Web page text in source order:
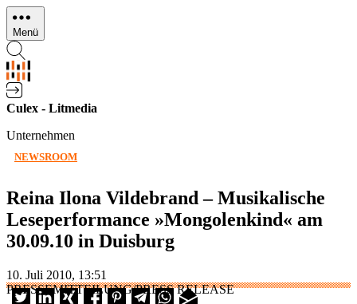
Direkt
zum
Inhalt
Menü
Culex - Litmedia
Unternehmen
NEWSROOM
Reina Ilona Vildebrand – Musikalische
Leseperformance »Mongolenkind« am
30.09.10 in Duisburg
10. Juli 2010, 13:51
PRESSEMITTEILUNG/PRESS RELEASE